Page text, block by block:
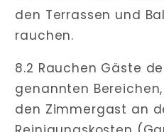
den Terrassen und
rauchen.
8.2 Rauchen Gäste
genannten
den Zimmergast an